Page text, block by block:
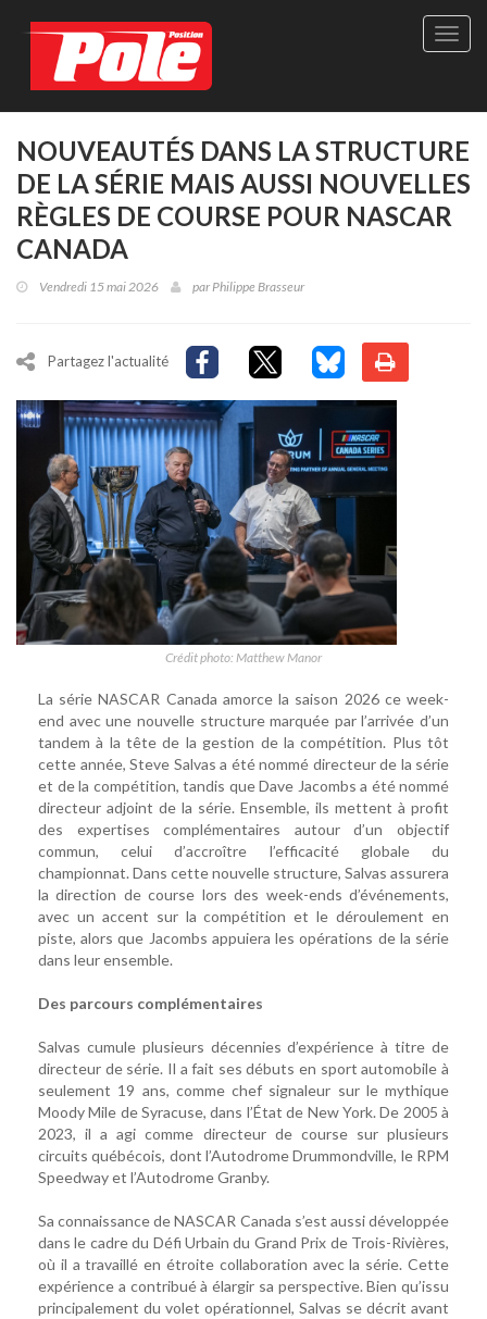
Site
-
Le
seul
NOUVEAUTÉS DANS LA STRUCTURE
DE LA SÉRIE MAIS AUSSI NOUVELLES
RÈGLES DE COURSE POUR NASCAR
CANADA
Vendredi 15 mai 2026 parPhilippe Brasseur
Partagez l'actualité
Crédit photo: Matthew Manor
La série NASCAR Canada amorce la saison 2026 ce week-
end avec une nouvelle structure marquée par l’arrivée d’un
tandem à la tête de la gestion de la compétition. Plus tôt
cette année, Steve Salvas a été nommé directeur de la série
et de la compétition, tandis que Dave Jacombs a été nommé
directeur adjoint de la série. Ensemble, ils mettent à profit
des expertises complémentaires autour d’un objectif
commun, celui d’accroître l’efficacité globale du
championnat. Dans cette nouvelle structure, Salvas assurera
la direction de course lors des week-ends d’événements,
avec un accent sur la compétition et le déroulement en
piste, alors que Jacombs appuiera les opérations de la série
dans leur ensemble.
Des parcours complémentaires
Salvas cumule plusieurs décennies d’expérience à titre de
directeur de série. Il a fait ses débuts en sport automobile à
seulement 19 ans, comme chef signaleur sur le mythique
Moody Mile de Syracuse, dans l’État de New York. De 2005 à
2023, il a agi comme directeur de course sur plusieurs
circuits québécois, dont l’Autodrome Drummondville, le RPM
Speedway et l’Autodrome Granby.
Sa connaissance de NASCAR Canada s’est aussi développée
dans le cadre du Défi Urbain du Grand Prix de Trois-Rivières,
où il a travaillé en étroite collaboration avec la série. Cette
expérience a contribué à élargir sa perspective. Bien qu’issu
principalement du volet opérationnel, Salvas se décrit avant